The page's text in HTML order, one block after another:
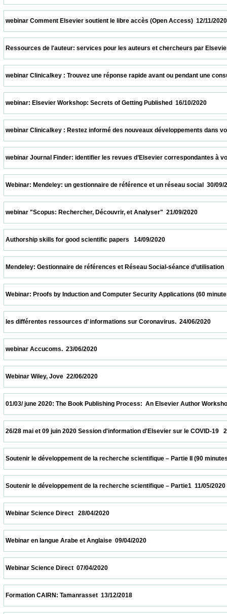
webinar Comment Elsevier soutient le libre accès (Open
Ressources de l'auteur: services pour les auteurs et chercheurs
webinar Clinicalkey : Trouvez une réponse rapide avant ou
webinar: Elsevier Workshop: Secrets of Getting Published  16/
webinar Clinicalkey : Restez informé des nouveaux
webinar Journal Finder: identifier les revues d’Elsevier
Webinar: Mendeley: un gestionnaire de référence et un réseau
webinar "Scopus: Rechercher, Découvrir, et Analyser"  21/09/
Authorship skills for good scientific papers   14/09/2020
Mendeley: Gestionnaire de références et Réseau Social-séance
Webinar: Proofs by Induction and Computer Security Applications
les différentes ressources d’ informations sur Coronavirus.  24/
webinar Accucoms.  23/06/2020
Webinar Wiley, Jove  22/06/2020
01/03/ june 2020: The Book Publishing Process:  An Elsevier
26/28 mai et 09 juin 2020 Session d'information d'Elsevier sur le
Soutenir le développement de la recherche scientifique – Partie II
Soutenir le développement de la recherche scientifique –
Webinar Science Direct   28/04/2020
Webinar en langue Arabe et Anglaise  09/04/2020
Webinar Science Direct  07/04/2020
Formation CAIRN: Tamanrasset  13/12/2018